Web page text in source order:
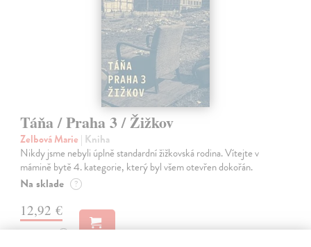
Táňa / Praha 3 / Žižkov
Zelbová Marie | Kniha
Nikdy jsme nebyli úplně standardní žižkovská rodina. Vítejte v
mámině bytě 4. kategorie, který byl všem otevřen dokořán.
Na sklade ?
12,92 €
13,60 € ?